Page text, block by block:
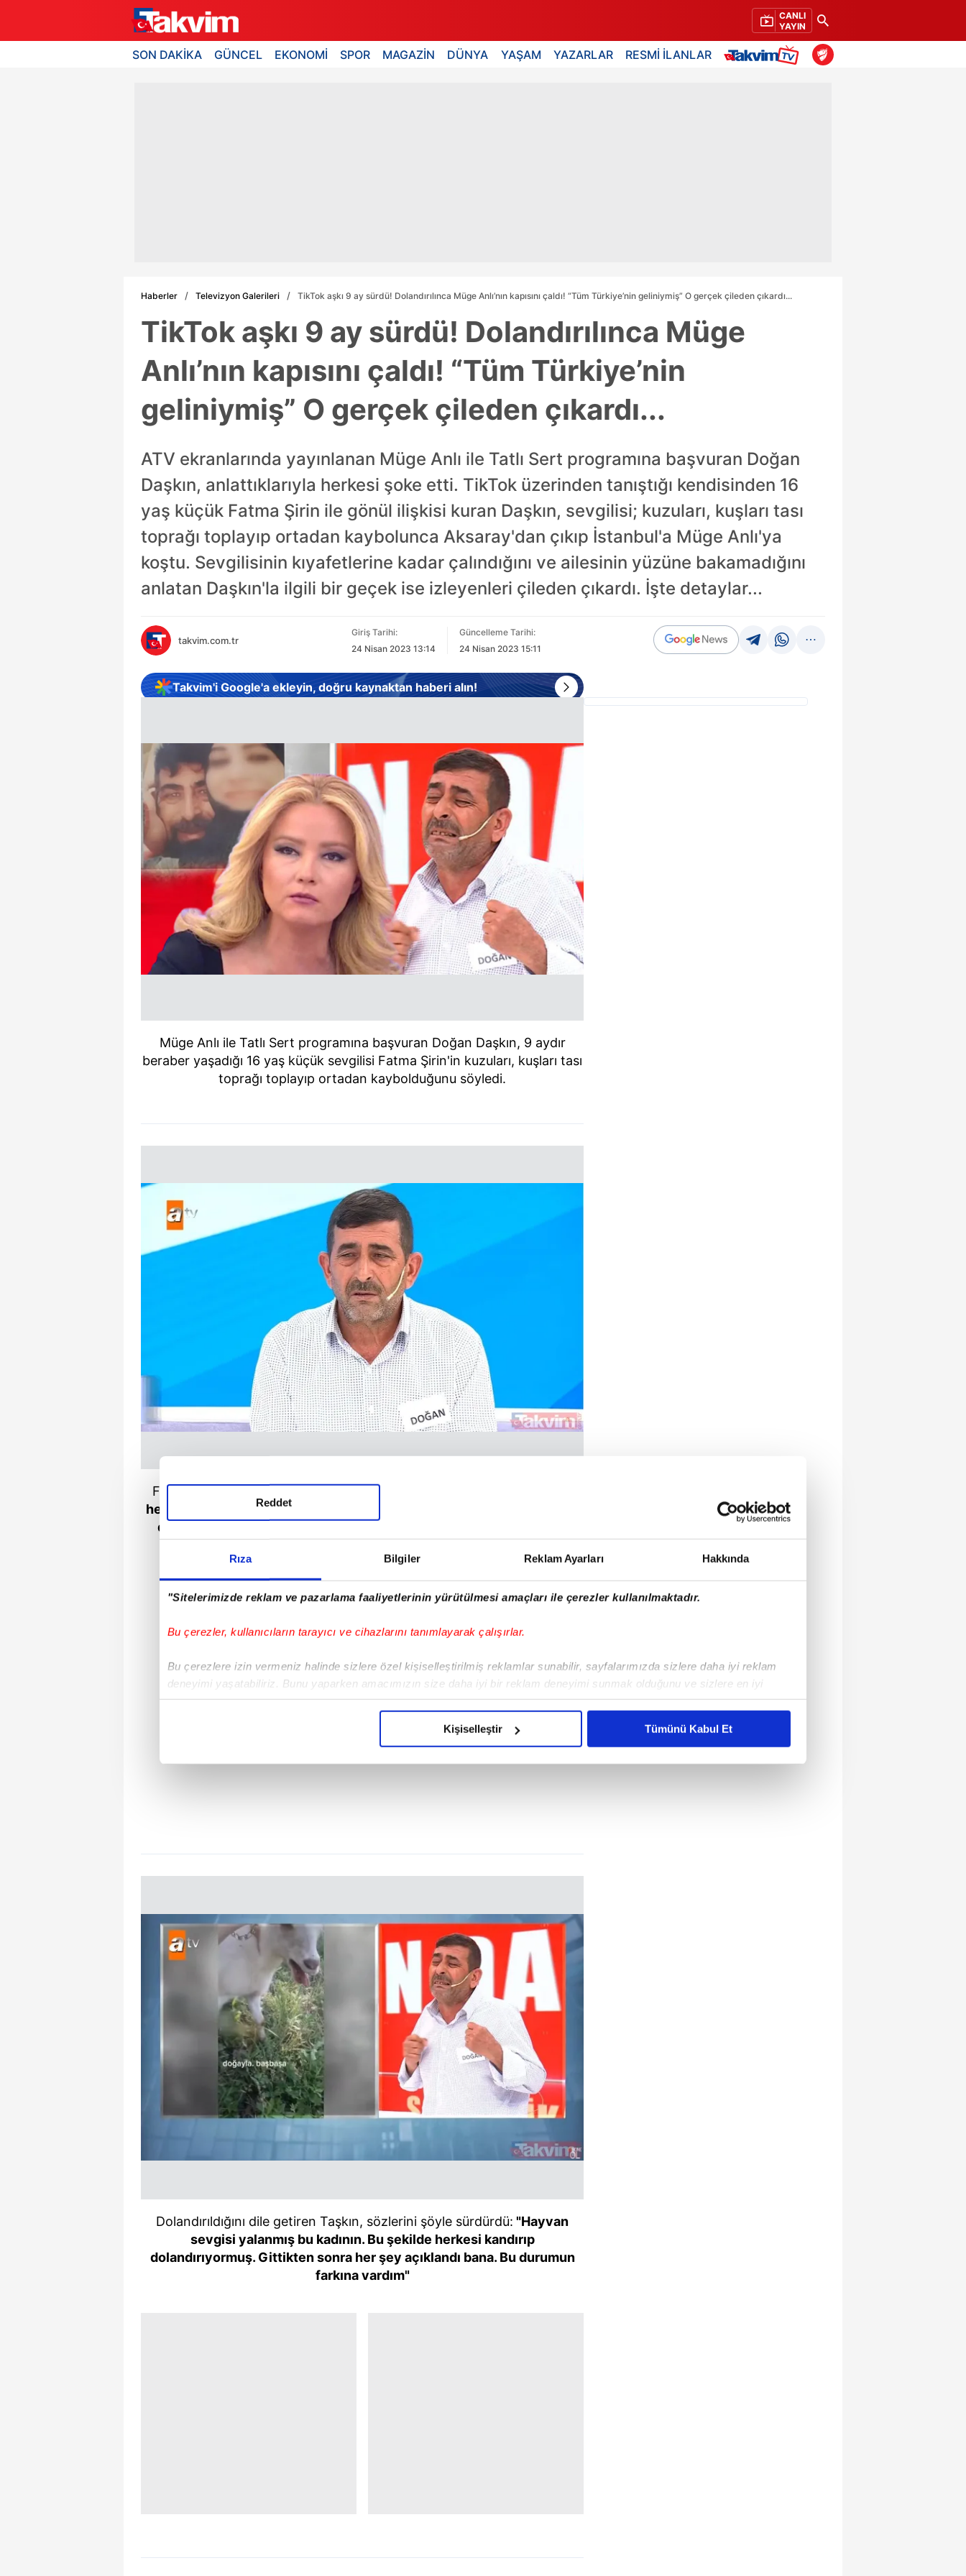
Rıza Bilgiler Reklam Ayarları Hakkında
"Sitelerimizde reklam ve pazarlama faaliyetlerinin yürütülmesi amaçları ile çerezler kullanılmaktadır.
Bu çerezler, kullanıcıların tarayıcı ve cihazlarını tanımlayarak çalışırlar.
Bu çerezlere izin vermeniz halinde sizlere özel kişiselleştirilmiş reklamlar sunabilir, sayfalarımızda sizlere daha iyi reklam
deneyimi yaşatabiliriz. Bunu yaparken amacımızın size daha iyi bir reklam deneyimi sunmak olduğunu ve sizlere en iyi
içerikleri sunabilmek adına elimizden gelen çabayı gösterdiğimizi ve bu noktada, reklamların maliyetlerimizi karşılamak
6698 sayılı Kişisel Verilerin Korunması Kanunu uyarınca hazırlanmış Aydınlatma Metnimizi okumak ve sitemizde ilgili
mevzuata uygun olarak kullanılan çerezlerle ilgili bilgi almak için lütfen
tıklayınız.
Reddet
Kişiselleştir Tümünü Kabul Et
CANLI
YAYIN
SON DAKİKA GÜNCEL EKONOMİ SPOR MAGAZİN DÜNYA YAŞAM YAZARLAR RESMİ İLANLAR
Haberler Televizyon Galerileri TikTok aşkı 9 ay sürdü! Dolandırılınca Müge Anlı’nın kapısını çaldı! “Tüm Türkiye’nin geliniymiş” O gerçek çileden çıkardı...
TikTok aşkı 9 ay sürdü! Dolandırılınca Müge
Anlı’nın kapısını çaldı! “Tüm Türkiye’nin
geliniymiş” O gerçek çileden çıkardı...
ATV ekranlarında yayınlanan Müge Anlı ile Tatlı Sert programına başvuran Doğan
Daşkın, anlattıklarıyla herkesi şoke etti. TikTok üzerinden tanıştığı kendisinden 16
yaş küçük Fatma Şirin ile gönül ilişkisi kuran Daşkın, sevgilisi; kuzuları, kuşları tası
toprağı toplayıp ortadan kaybolunca Aksaray'dan çıkıp İstanbul'a Müge Anlı'ya
koştu. Sevgilisinin kıyafetlerine kadar çalındığını ve ailesinin yüzüne bakamadığını
anlatan Daşkın'la ilgili bir geçek ise izleyenleri çileden çıkardı. İşte detaylar...
takvim.com.tr
Giriş Tarihi:
24 Nisan 2023 13:14
Güncelleme Tarihi:
24 Nisan 2023 15:11
Takvim'i Google'a ekleyin, doğru kaynaktan haberi alın!
Müge Anlı ile Tatlı Sert programına başvuran Doğan Daşkın, 9 aydır
beraber yaşadığı 16 yaş küçük sevgilisi Fatma Şirin'in kuzuları, kuşları tası
toprağı toplayıp ortadan kaybolduğunu söyledi.
Fatma Şirin ile TikTok üzerinden tanışan Daşkın,
her şeyi alıp gitti. Hayvan sevgisi vardı bunda. Dışarı çıkamıyordu. Ben
de hayvanlarla sevgisini gidersin diye 2 tane kuzu aldım. Bir odada
Dolandırıldığını dile getiren Taşkın, sözlerini şöyle sürdürdü: "Hayvan
sevgisi yalanmış bu kadının. Bu şekilde herkesi kandırıp
dolandırıyormuş. Gittikten sonra her şey açıklandı bana. Bu durumun
farkına vardım"